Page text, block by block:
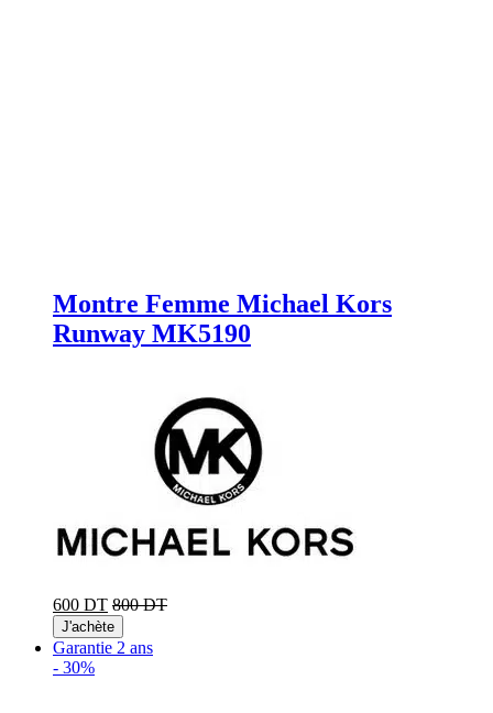
Montre Femme Michael Kors
Runway MK5190
600 DT 800 DT
J'achète
Garantie 2 ans
- 30%